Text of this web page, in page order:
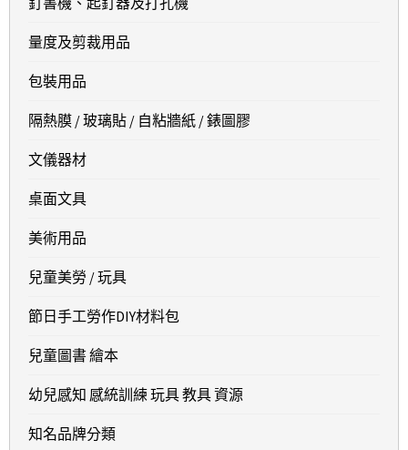
量度及剪裁用品
包裝用品
隔熱膜 / 玻璃貼 / 自粘牆紙 / 錶圖膠
文儀器材
桌面文具
美術用品
兒童美勞 / 玩具
節日手工勞作DIY材料包
兒童圖書 繪本
幼兒感知 感統訓練 玩具 教具 資源
知名品牌分類